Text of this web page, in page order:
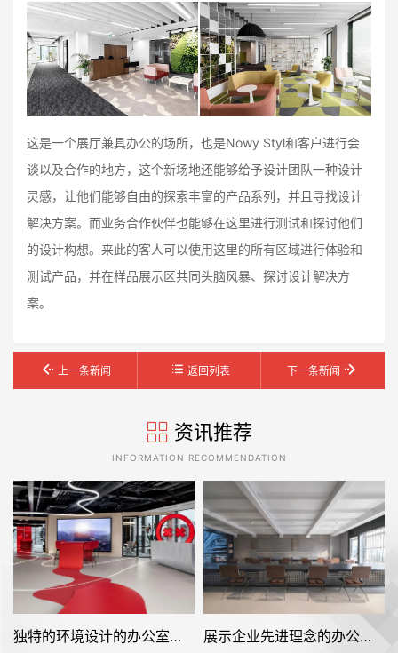
这是一个展厅兼具办公的场所，也是Nowy Styl和客户进行会
谈以及合作的地方，这个新场地还能够给予设计团队一种设计
灵感，让他们能够自由的探索丰富的产品系列，并且寻找设计
解决方案。而业务合作伙伴也能够在这里进行测试和探讨他们
的设计构想。来此的客人可以使用这里的所有区域进行体验和
测试产品，并在样品展示区共同头脑风暴、探讨设计解决方
案。
上一条新闻 返回列表 下一条新闻
资讯推荐
INFORMATION RECOMMENDATION
独特的环境设计的办公室装修空间是怎样打造的——Facepunch 展示企业先进理念的办公室装修设计空间是怎样的——FRAME